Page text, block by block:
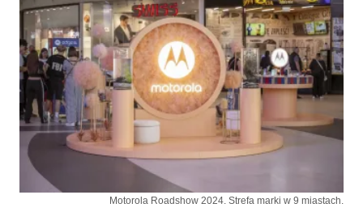
Motorola Roadshow 2024. Strefa marki w 9 miastach.